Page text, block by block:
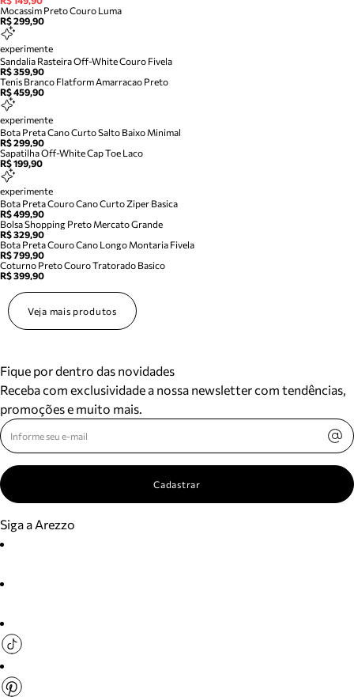
Mocassim Preto Couro Luma
R$ 299,90
experimente
Sandalia Rasteira Off-White Couro Fivela
R$ 359,90
Tenis Branco Flatform Amarracao Preto
R$ 459,90
experimente
Bota Preta Cano Curto Salto Baixo Minimal
R$ 299,90
Sapatilha Off-White Cap Toe Laco
R$ 199,90
experimente
Bota Preta Couro Cano Curto Ziper Basica
R$ 499,90
Bolsa Shopping Preto Mercato Grande
R$ 329,90
Bota Preta Couro Cano Longo Montaria Fivela
R$ 799,90
Coturno Preto Couro Tratorado Basico
R$ 399,90
Veja mais produtos
Fique por dentro das novidades
Receba com exclusividade a nossa newsletter com tendências,
promoções e muito mais.
Cadastrar
Siga a Arezzo